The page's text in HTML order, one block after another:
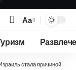
Изменение
размера
Аа
причиной роста… антисемитизма